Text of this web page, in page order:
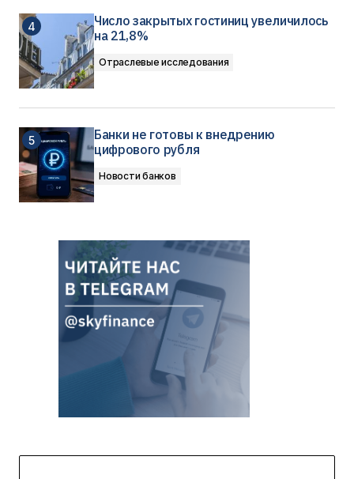
Число закрытых гостиниц увеличилось
на 21,8%
Отраслевые исследования
Банки не готовы к внедрению
цифрового рубля
Новости банков